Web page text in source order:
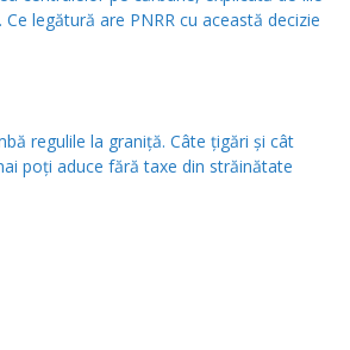
Ce legătură are PNRR cu această decizie
regulile la graniță. Câte țigări și cât
poți aduce fără taxe din străinătate